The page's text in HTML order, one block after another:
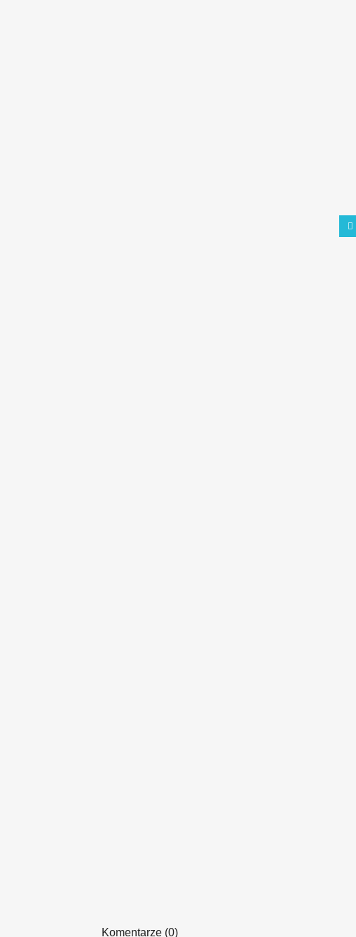
Komentarze (0)